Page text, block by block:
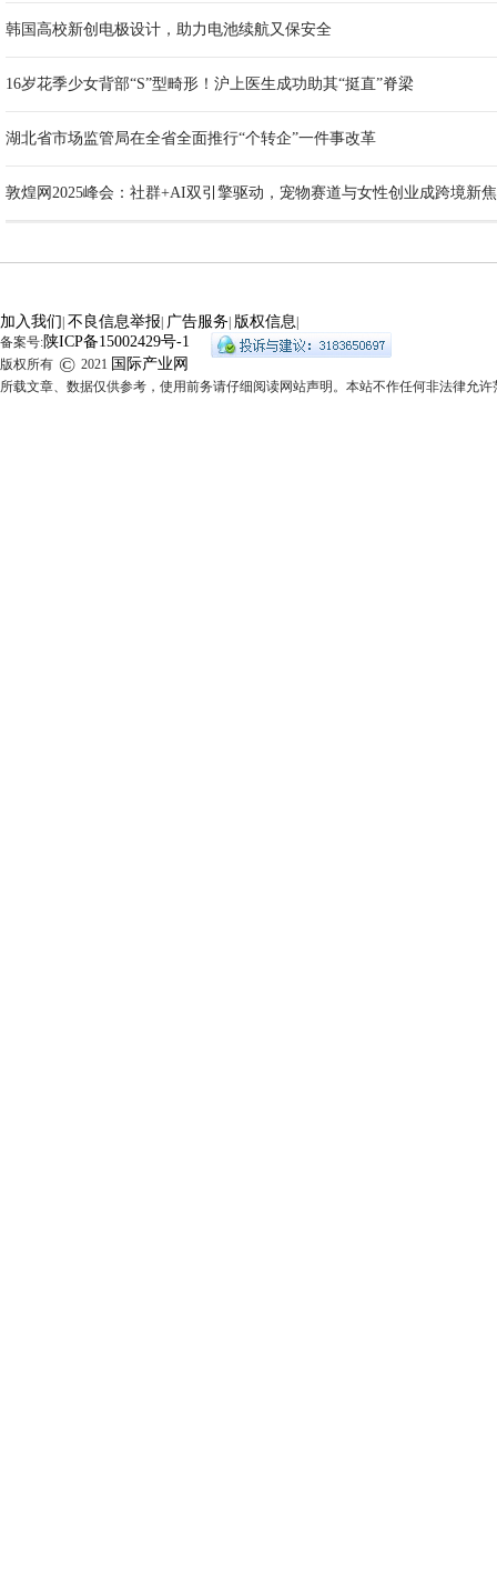
韩国高校新创电极设计，助力电池续航又保安全
16岁花季少女背部“S”型畸形！沪上医生成功助其“挺直”脊梁
湖北省市场监管局在全省全面推行“个转企”一件事改革
敦煌网2025峰会：社群+AI双引擎驱动，宠物赛道与女性创业成跨境新
加入我们 不良信息举报 广告服务 版权信息
备案号:陕ICP备15002429号-1
版权所有 © 2021 国际产业网
所载文章、数据仅供参考，使用前务请仔细阅读网站声明。本站不作任何非法律允许